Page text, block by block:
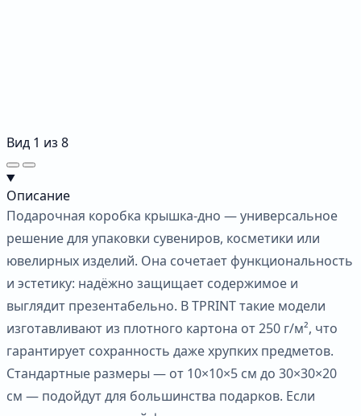
Вид 1 из 8
Описание
Подарочная коробка крышка-дно — универсальное
решение для упаковки сувениров, косметики или
ювелирных изделий. Она сочетает функциональность
и эстетику: надёжно защищает содержимое и
выглядит презентабельно. В TPRINT такие модели
изготавливают из плотного картона от 250 г/м², что
гарантирует сохранность даже хрупких предметов.
Стандартные размеры — от 10×10×5 см до 30×30×20
см — подойдут для большинства подарков. Если